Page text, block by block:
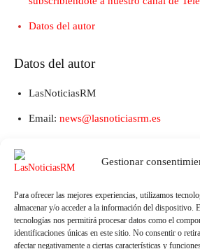
Gestionar
Para ofrecer las mejores experiencias, utilizamos
almacenar y/o acceder a la información del dispositivo.
tecnologías nos permitirá procesar datos como el
identificaciones únicas en este sitio. No consentir o
afectar negativamente a ciertas características y
Datos del autor
Datos del autor
LasNoticiasRM
Email: news@lasnoticiasrm.es